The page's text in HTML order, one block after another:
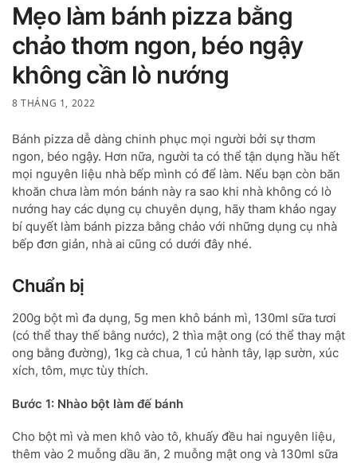
Mẹo làm bánh pizza bằng
chảo thơm ngon, béo ngậy
không cần lò nướng
8 THÁNG 1, 2022
Bánh pizza dễ dàng chinh phục mọi người bởi sự thơm
ngon, béo ngậy. Hơn nữa, người ta có thể tận dụng hầu hết
mọi nguyên liệu nhà bếp mình có để làm. Nếu bạn còn băn
khoăn chưa làm món bánh này ra sao khi nhà không có lò
nướng hay các dụng cụ chuyên dụng, hãy tham khảo ngay
bí quyết làm bánh pizza bằng chảo với những dụng cụ nhà
bếp đơn giản, nhà ai cũng có dưới đây nhé.
Chuẩn bị
200g bột mì đa dụng, 5g men khô bánh mì, 130ml sữa tươi
(có thể thay thế bằng nước), 2 thìa mật ong (có thể thay mật
ong bằng đường), 1kg cà chua, 1 củ hành tây, lạp sườn, xúc
xích, tôm, mực tùy thích.
Bước 1: Nhào bột làm đế bánh
Cho bột mì và men khô vào tô, khuấy đều hai nguyên liệu,
thêm vào 2 muỗng dầu ăn, 2 muỗng mật ong và 130ml sữa